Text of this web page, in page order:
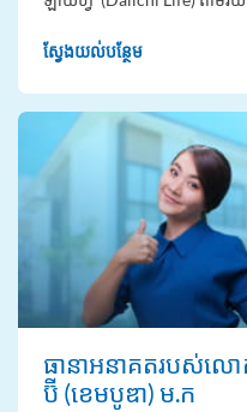
ស្វែងយល់បន្ថែម
ធានាអនាគតរបស់លោ
ប៊ី (ខេមបូឌា) ម.ក